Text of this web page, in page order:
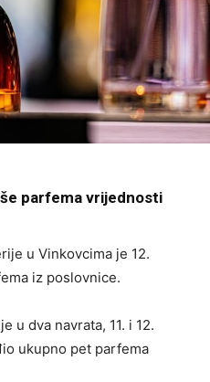
parfema vrijednosti
u Vinkovcima je 12.
iz poslovnice.
u dva navrata, 11. i 12.
ukupno pet parfema